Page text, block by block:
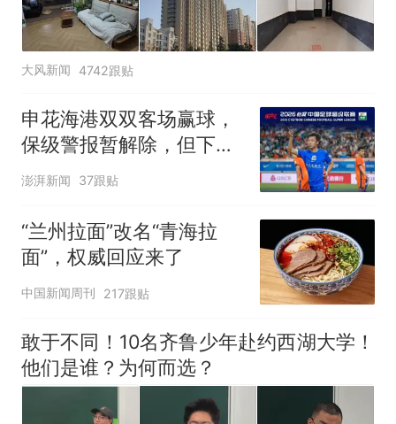
大风新闻 4742跟贴
申花海港双双客场赢球，
保级警报暂解除，但下一
轮才是生死战
澎湃新闻 37跟贴
“兰州拉面”改名“青海拉
面”，权威回应来了
中国新闻周刊 217跟贴
敢于不同！10名齐鲁少年赴约西湖大学！
他们是谁？为何而选？